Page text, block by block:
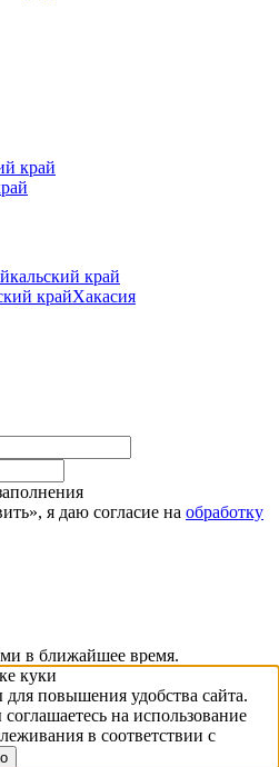
край
край
крайХакасия
я даю согласие на обработку
в ближайшее время.
куки
повышения удобства сайта.
на использование
в соответствии с